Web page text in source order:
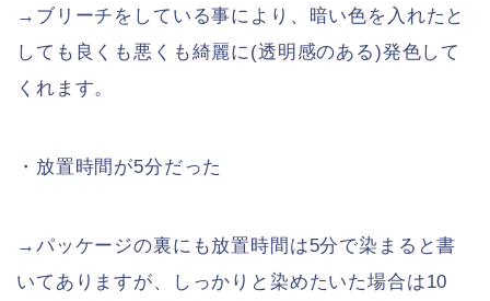
→ブリーチをしている事により、暗い色を入れたと
しても良くも悪くも綺麗に(透明感のある)発色して
くれます。
・放置時間が5分だった
→パッケージの裏にも放置時間は5分で染まると書
いてありますが、しっかりと染めたいた場合は10